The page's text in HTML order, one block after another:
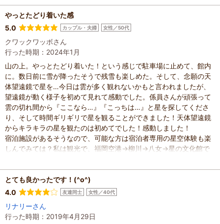
やっとたどり着いた感
5.0
カップル・夫婦 女性／50代
クワックワッボさん
行った時期：2024年1月
山の上。やっとたどり着いた！という感じで駐車場に止めて、館内
に。数日前に雪が降ったそうで残雪も楽しめた。そして、念願の天
体望遠鏡で星を…今日は雲が多く観れないかもと言われましたが、
望遠鏡が動く様子を初めて見れて感動でした。係員さんが頑張って
雲の切れ間から『ここなら…』『こっちは…』と星を探してくださ
り、そして時間ギリギリで星を観ることができました！天体望遠鏡
からキラキラの星を観たのは初めてでした！感動しました！
宿泊施設があるそうなので、可能な方は宿泊者専用の星空体験も楽
しんでみては？私は観光で、福岡空港→柳川→八女→星の文化館で
絶対に夜の星空観測に参加したい所です。
レトロな感じのプラネタリウムもおすすめです！料金も良心的でお
子様連れで楽しめると思います。
混雑具合 ：空いていた
滞在時間 ：1時間未満
人数：未設定
とても良かったです！(^o^)
4.0
友達同士 女性／40代
リナリーさん
行った時期：2019年4月29日